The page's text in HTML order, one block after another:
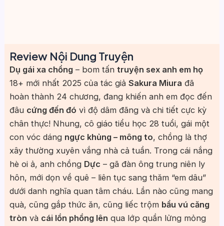
Review Nội Dung Truyện
Dụ gái xa chồng – bom tấn truyện sex anh em họ
18+ mới nhất 2025 của tác giả Sakura Miura đã
hoàn thành 24 chương, đang khiến anh em đọc đến
đâu cứng đến đó vì độ dâm đãng và chi tiết cực kỳ
chân thực! Nhung, cô giáo tiểu học 28 tuổi, gái một
con vóc dáng ngực khủng – mông to, chồng là thợ
xây thường xuyên vắng nhà cả tuần. Trong cái nắng
hè oi ả, anh chồng Dực – gã đàn ông trung niên ly
hôn, mới dọn về quê – liên tục sang thăm “em dâu”
dưới danh nghĩa quan tâm cháu. Lần nào cũng mang
quà, cũng gắp thức ăn, cũng liếc trộm bầu vú căng
tròn và cái lồn phồng lên qua lớp quần lửng mỏng